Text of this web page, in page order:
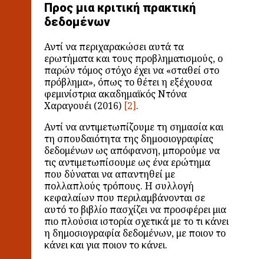
Προς μια κριτική πρακτική
δεδομένων
Αντί να περιχαρακώσει αυτά τα
ερωτήματα και τους προβληματισμούς, ο
παρών τόμος στόχο έχει να «σταθεί στο
πρόβλημα», όπως το θέτει η εξέχουσα
φεμινίστρια ακαδημαϊκός Ντόνα
Χαραγουέι (2016)
.
Αντί να αντιμετωπίζουμε τη σημασία και
τη σπουδαιότητα της δημοσιογραφίας
δεδομένων ως απόφανση, μπορούμε να
τις αντιμετωπίσουμε ως ένα ερώτημα
που δύναται να απαντηθεί με
πολλαπλούς τρόπους. Η συλλογή
κεφαλαίων που περιλαμβάνονται σε
αυτό το βιβλίο πασχίζει να προσφέρει μια
πιο πλούσια ιστορία σχετικά με το τι κάνει
η δημοσιογραφία δεδομένων, με ποιον το
κάνει και για ποιον το κάνει.